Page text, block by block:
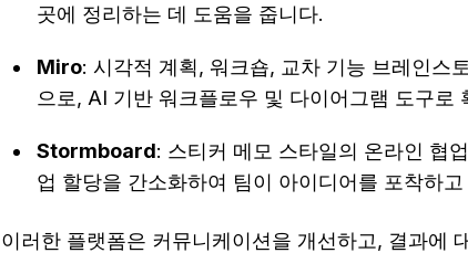
곳에 정리하는 데 도움을 줍니다.
Miro: 시각적 계획, 워크숍, 교차 기능 브레인스
으로, AI 기반 워크플로우 및 다이어그램 도구로
Stormboard: 스티커 메모 스타일의 온라인 협
업 할당을 간소화하여 팀이 아이디어를 포착하
이러한 플랫폼은 커뮤니케이션을 개선하고, 결과에